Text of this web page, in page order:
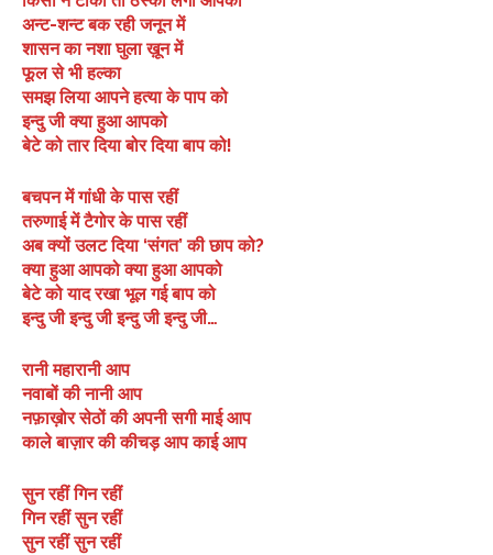
अन्ट-शन्ट बक रही जनून में
शासन का नशा घुला ख़ून में
फूल से भी हल्का
समझ लिया आपने हत्या के पाप को
इन्दु जी क्या हुआ आपको
बेटे को तार दिया बोर दिया बाप को!
बचपन में गांधी के पास रहीं
तरुणाई में टैगोर के पास रहीं
अब क्यों उलट दिया ‘संगत’ की छाप को?
क्या हुआ आपको क्या हुआ आपको
बेटे को याद रखा भूल गई बाप को
इन्दु जी इन्दु जी इन्दु जी इन्दु जी…
रानी महारानी आप
नवाबों की नानी आप
नफ़ाख़ोर सेठों की अपनी सगी माई आप
काले बाज़ार की कीचड़ आप काई आप
सुन रहीं गिन रहीं
गिन रहीं सुन रहीं
सुन रहीं सुन रहीं